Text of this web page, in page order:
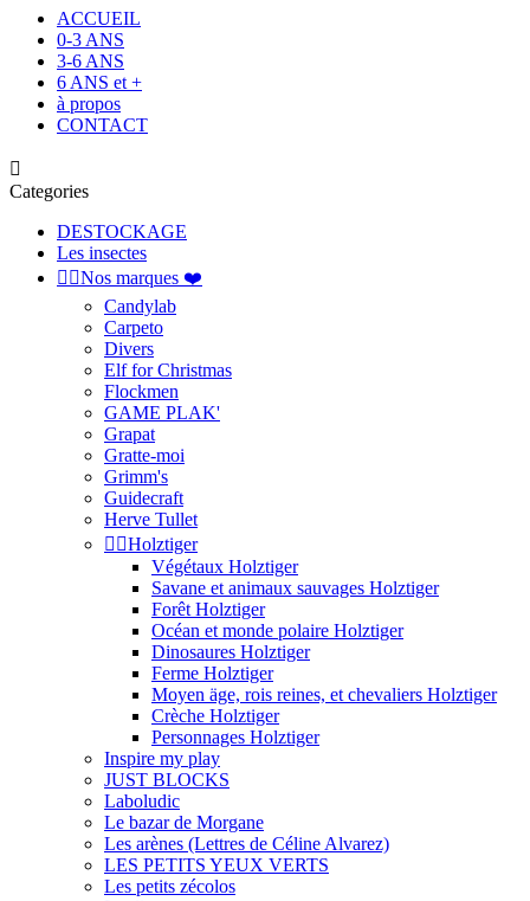
ACCUEIL
0-3 ANS
3-6 ANS
6 ANS et +
à propos
CONTACT

Categories
DESTOCKAGE
Les insectes
 Nos marques ❤️
Candylab
Carpeto
Divers
Elf for Christmas
Flockmen
GAME PLAK'
Grapat
Gratte-moi
Grimm's
Guidecraft
Herve Tullet
 Holztiger
Végétaux Holztiger
Savane et animaux sauvages Holztiger
Forêt Holztiger
Océan et monde polaire Holztiger
Dinosaures Holztiger
Ferme Holztiger
Moyen äge, rois reines, et chevaliers Holztiger
Crèche Holztiger
Personnages Holztiger
Inspire my play
JUST BLOCKS
Laboludic
Le bazar de Morgane
Les arènes (Lettres de Céline Alvarez)
LES PETITS YEUX VERTS
Les petits zécolos